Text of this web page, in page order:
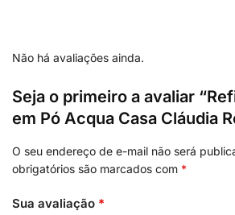
Não há avaliações ainda.
Seja o primeiro a avaliar
em Pó Acqua Casa Cláudia
O seu endereço de e-mail não será
obrigatórios são marcados com *
Sua avaliação *